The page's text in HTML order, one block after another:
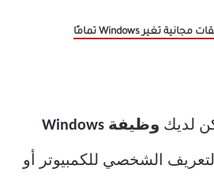
لديك وظيفة Windows
الشخصي للكمبيوتر أو